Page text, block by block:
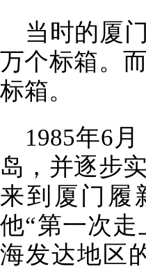
当时的厦
万个标箱。
标箱。
1985年6
岛，并逐步
来到厦门履
他“第一次
海发达地区